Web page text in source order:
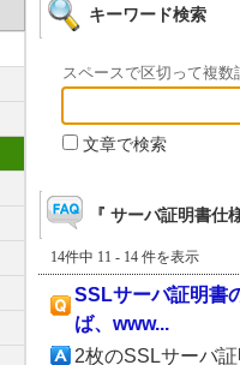
キーワード検索
スペースで区切って複数
文章で検索
『 サーバ証明書仕
14件中 11 - 14 件を表示
SSLサーバ証明書
ば、www...
2枚のSSLサーバ